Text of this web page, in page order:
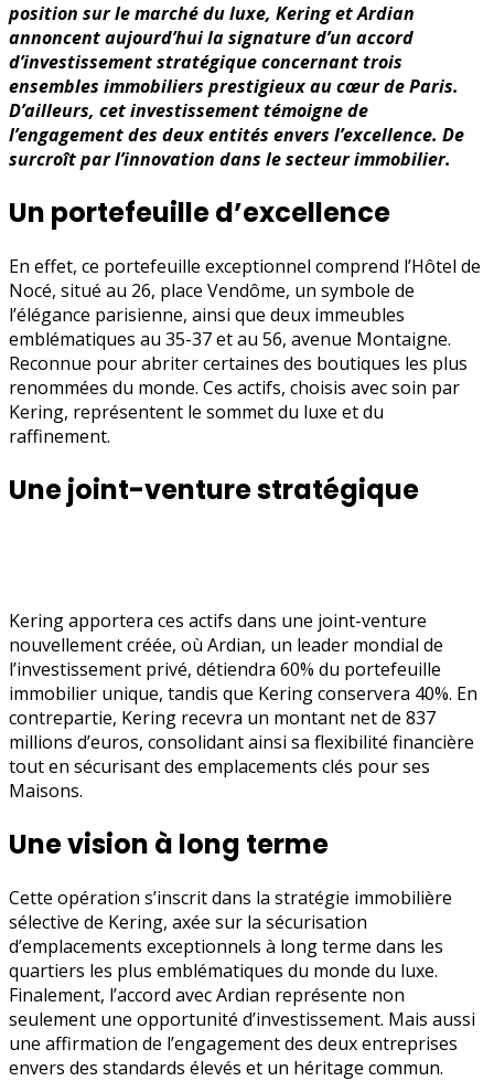
position sur le marché du luxe, Kering et Ardian
annoncent aujourd’hui la signature d’un accord
d’investissement stratégique concernant trois
ensembles immobiliers prestigieux au cœur de Paris.
D’ailleurs, cet investissement témoigne de
l’engagement des deux entités envers l’excellence. De
surcroît par l’innovation dans le secteur immobilier.
Un portefeuille d’excellence
En effet, ce portefeuille exceptionnel comprend l’Hôtel de
Nocé, situé au 26, place Vendôme, un symbole de
l’élégance parisienne, ainsi que deux immeubles
emblématiques au 35-37 et au 56, avenue Montaigne.
Reconnue pour abriter certaines des boutiques les plus
renommées du monde. Ces actifs, choisis avec soin par
Kering, représentent le sommet du luxe et du
raffinement.
Une joint-venture stratégique
Kering apportera ces actifs dans une joint-venture
nouvellement créée, où Ardian, un leader mondial de
l’investissement privé, détiendra 60% du portefeuille
immobilier unique, tandis que Kering conservera 40%. En
contrepartie, Kering recevra un montant net de 837
millions d’euros, consolidant ainsi sa flexibilité financière
tout en sécurisant des emplacements clés pour ses
Maisons.
Une vision à long terme
Cette opération s’inscrit dans la stratégie immobilière
sélective de Kering, axée sur la sécurisation
d’emplacements exceptionnels à long terme dans les
quartiers les plus emblématiques du monde du luxe.
Finalement, l’accord avec Ardian représente non
seulement une opportunité d’investissement. Mais aussi
une affirmation de l’engagement des deux entreprises
envers des standards élevés et un héritage commun.